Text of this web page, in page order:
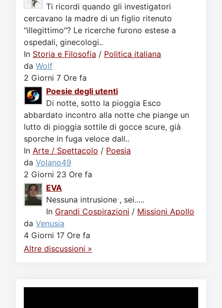
Ti ricordi quando gli investigatori
cercavano la madre di un figlio ritenuto
"illegittimo"? Le ricerche furono estese a
ospedali, ginecologi..
In Storia e Filosofia / Politica italiana
da Wolf
2 Giorni 7 Ore fa
Poesie degli utenti
Di notte, sotto la pioggia Esco
abbardato incontro alla notte che piange un
lutto di pioggia sottile di gocce scure, già
sporche in fuga veloce dall..
In Arte / Spettacolo / Poesia
da Volano49
2 Giorni 23 Ore fa
EVA
Nessuna intrusione , sei.....
In Grandi Cospirazioni / Missioni Apollo
da Venusia
4 Giorni 17 Ore fa
Altre discussioni »